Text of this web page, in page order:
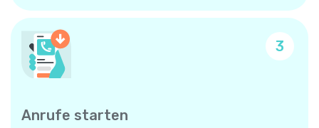
3
Anrufe starten